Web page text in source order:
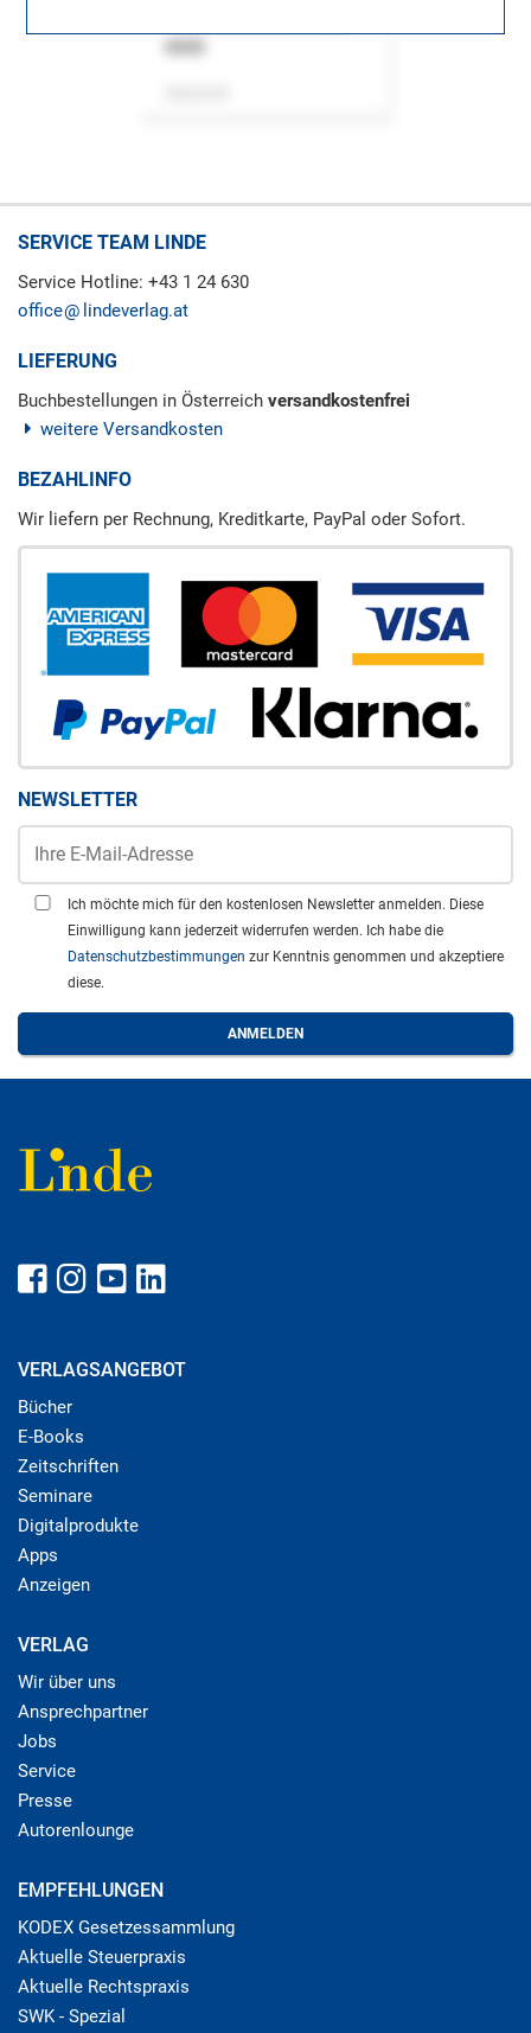
SERVICE TEAM LINDE
Service Hotline: +43 1 24 630
office
lindeverlag.at
LIEFERUNG
Buchbestellungen in Österreich versandkostenfrei
weitere Versandkosten
BEZAHLINFO
Wir liefern per Rechnung, Kreditkarte, PayPal oder Sofort.
NEWSLETTER
Ich möchte mich für den kostenlosen Newsletter anmelden. Diese
Einwilligung kann jederzeit widerrufen werden. Ich habe die
Datenschutzbestimmungen zur Kenntnis genommen und akzeptiere
diese.
VERLAGSANGEBOT
Bücher
E-Books
Zeitschriften
Seminare
Digitalprodukte
Apps
Anzeigen
VERLAG
Wir über uns
Ansprechpartner
Jobs
Service
Presse
Autorenlounge
EMPFEHLUNGEN
KODEX Gesetzessammlung
Aktuelle Steuerpraxis
Aktuelle Rechtspraxis
SWK - Spezial